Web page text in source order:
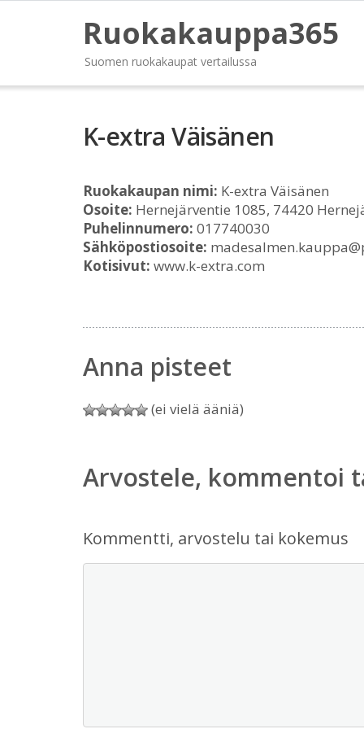
Ruokakauppa365
Suomen ruokakaupat vertailussa
K-extra Väisänen
Ruokakaupan nimi: K-extra Väisänen
Osoite: Hernejärventie 1085, 74420
Puhelinnumero: 017740030
Sähköpostiosoite:
Kotisivut: www.k-extra.com
Anna pisteet
(ei vielä ääniä)
Arvostele, kommentoi
Kommentti, arvostelu tai kokemus